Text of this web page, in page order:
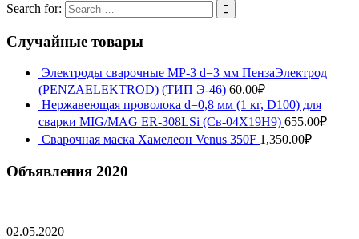
Search for:
Случайные товары
Электроды сварочные МР-3 d=3 мм ПензаЭлектрод
(PENZAELEKTROD) (ТИП Э-46) 60.00₽
Нержавеющая проволока d=0,8 мм (1 кг, D100) для
сварки MIG/MAG ER-308LSi (Св-04Х19Н9) 655.00₽
Сварочная маска Хамелеон Venus 350F 1,350.00₽
Объявления 2020
02.05.2020